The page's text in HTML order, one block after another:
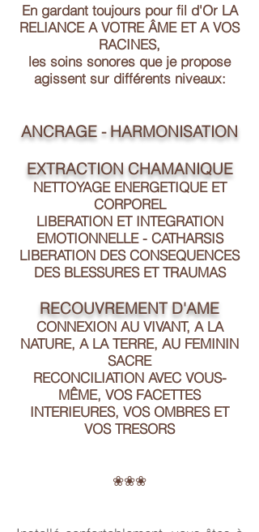
En gardant toujours pour fil d'Or LA
RELIANCE A VOTRE ÂME ET A VOS
RACINES,
les soins sonores que je propose
agissent sur différents niveaux:
ANCRAGE - HARMONISATION
EXTRACTION CHAMANIQUE
NETTOYAGE ENERGETIQUE ET
CORPOREL
LIBERATION ET INTEGRATION
EMOTIONNELLE - CATHARSIS
LIBERATION DES CONSEQUENCES
DES BLESSURES ET TRAUMAS
RECOUVREMENT D'AME
CONNEXION AU VIVANT, A LA
NATURE, A LA TERRE, AU FEMININ
SACRE
RECONCILIATION AVEC VOUS-
MÊME, VOS FACETTES
INTERIEURES, VOS OMBRES ET
VOS TRESORS
❀❀❀